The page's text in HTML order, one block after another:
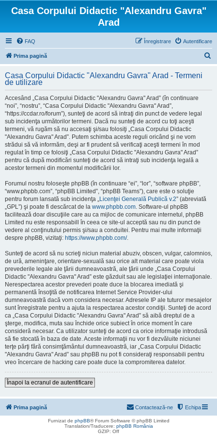
Casa Corpului Didactic "Alexandru Gavra"
Arad
FAQ Autentificare
Înregistrare
Prima pagină
t
Casa Corpului Didactic "Alexandru Gavra" Arad - Termeni
de utilizare
Accesând „Casa Corpului Didactic "Alexandru Gavra" Arad” (în continuare
“noi”, “nostru”, “Casa Corpului Didactic "Alexandru Gavra" Arad”,
“https://ccdar.ro/forum”), sunteţi de acord să intraţi din punct de vedere legal
sub incidenţa următorilor termeni. Dacă nu sunteţi de acord cu toţi aceşti
termeni, vă rugăm să nu accesaţi şi/sau folosiţi „Casa Corpului Didactic
"Alexandru Gavra" Arad”. Putem schimba aceste reguli oricând şi ne vom
strădui să vă informăm, deşi ar fi prudent să verificaţi aceşti termeni în mod
regulat în timp ce folosiţi „Casa Corpului Didactic "Alexandru Gavra" Arad”
pentru că după modificări sunteţi de acord să intraţi sub incidenţa legală a
acestor termeni din momentul modificării lor.
Forumul nostru foloseşte phpBB (în continuare “ei”, “lor”, “software phpBB”,
“www.phpbb.com”, “phpBB Limited”, “phpBB Teams”), care este o soluţie
pentru forum lansată sub incidenţa „Licenţei Generală Publică v.2” (abreviată
„GPL”) şi poate fi descărcat de la www.phpbb.com. Software-ul phpBB
facilitează doar discuţiile care au ca mijloc de comunicare internetul, phpBB
Limited nu este responsabill în ceea ce site-ul acceptă sau nu din punct de
vedere al conţinutului permis şi/sau a conduitei. Pentru mai multe informaţii
despre phpBB, vizitaţi: https://www.phpbb.com/.
Sunteţi de acord să nu scrieţi niciun material abuziv, obscen, vulgar, calomnios,
de ură, ameninţare, orientare-sexuală sau orice alt material care poate viola
prevederile legale ale ţării dumneavoastră, ale ţării unde „Casa Corpului
Didactic "Alexandru Gavra" Arad” este găzduit sau ale legislaţiei internaţionale.
Nerespectarea acestor prevederi poate duce la blocarea imediată şi
permanentă însoţită de notificarea Internet Service Provider-ului
dumneavoastră dacă vom considera necesar. Adresele IP ale tuturor mesajelor
sunt înregistrate pentru a ajuta la respectarea acestor condiţii. Sunteţi de acord
ca „Casa Corpului Didactic "Alexandru Gavra" Arad” să aibă dreptul de a
şterge, modifica, muta sau închide orice subiect în orice moment în care
consideră necesar. Ca utilizator sunteţi de acord ca orice informaţie introdusă
să fie stocată în baza de date. Aceste informaţii nu vor fi dezvăluite niciunei
terţe părţi fără consimţământul dumneavoastră, iar „Casa Corpului Didactic
"Alexandru Gavra" Arad” sau phpBB nu pot fi consideraţi responsabili pentru
vreo încercare de hacking care poate duce la compromiterea datelor.
Înapoi la ecranul de autentificare
Prima pagină Echipa
Contactează-ne
Furnizat de phpBB® Forum Software © phpBB Limited
Translation/Traducere: phpBB România
GZIP: Off